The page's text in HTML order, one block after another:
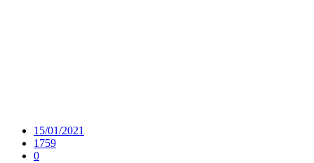
15/01/2021
1759
0